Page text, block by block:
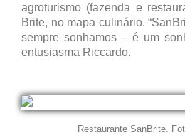
agroturismo (fazenda e
Brite, no mapa culinário.
sempre sonhamos – é um
entusiasma Riccardo.
Restaurante SanBrite.